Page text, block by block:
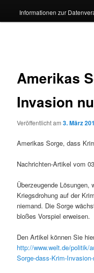
Informationen zur
Amerikas
Invasion
Veröffentlicht am3. März
Amerikas Sorge, dass
Nachrichten-Artikel vom
Überzeugende Lösungen,
Kriegsdrohung auf der
niemand. Die Sorge
bloßes Vorspiel erweisen.
Den Artikel können Sie
http://www.welt.de/politik/
Sorge-dass-Krim-